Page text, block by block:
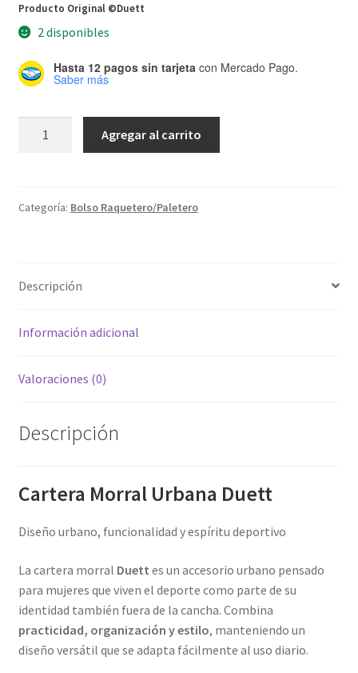
Producto Original ©Duett
2 disponibles
Hasta 12 pagos sin tarjeta con Mercado Pago.
Saber más
Agregar al carrito
Categoría: Bolso Raquetero/Paletero
Descripción
Información adicional
Valoraciones (0)
Descripción
Cartera Morral Urbana Duett
Diseño urbano, funcionalidad y espíritu deportivo
La cartera morral Duett es un accesorio urbano pensado
para mujeres que viven el deporte como parte de su
identidad también fuera de la cancha. Combina
practicidad, organización y estilo, manteniendo un
diseño versátil que se adapta fácilmente al uso diario.